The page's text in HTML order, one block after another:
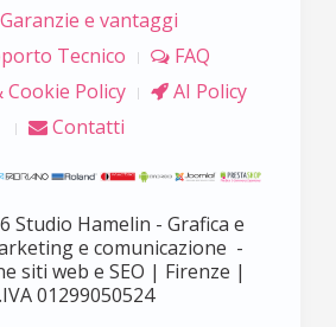
e vantaggi
Tecnico
FAQ
Cookie Policy
AI Policy
Contatti
Studio Hamelin - Grafica e
e comunicazione -
siti web e SEO | Firenze |
01299050524